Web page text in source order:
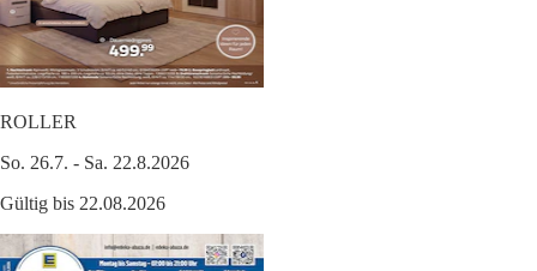
ROLLER
So. 26.7. - Sa. 22.8.2026
Gültig bis 22.08.2026